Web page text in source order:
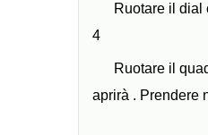
Ruotare il dial
4
Ruotare il
aprirà . Prendere